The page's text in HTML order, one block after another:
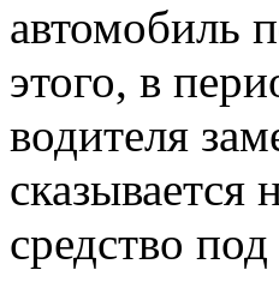
автомобиль
этого, в
водителя
сказывается
средство